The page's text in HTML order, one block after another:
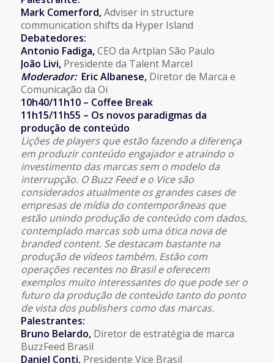
Mark Comerford,Adviser in structure
communication shifts da Hyper Island
Debatedores:
Antonio Fadiga,CEO da Artplan São Paulo
João Livi,Presidente da Talent Marcel
Moderador:Eric Albanese, Diretor de Marca e
Comunicação da Oi
10h40/11h10 – Coffee Break
11h15/11h55 – Os novos paradigmas da
produção de conteúdo
Lições de players que estão fazendo a diferença
em produzir conteúdo engajador e atraindo o
investimento das marcas sem o modelo da
interrupção. O Buzz Feed e o Vice são
considerados atualmente os grandes cases de
empresas de mídia do contemporâneas que
estão unindo produção de conteúdo com dados,
contemplado marcas sob uma ótica nova de
branded content. Se destacam bastante na
produção de vídeos também. Estão com
operações recentes no Brasil e oferecem
exemplos muito interessantes do que pode ser o
futuro da produção de conteúdo tanto do ponto
de vista dos publishers como das marcas.
Palestrantes:
Bruno Belardo, Diretor de estratégia de marca
BuzzFeed Brasil
Daniel Conti, Presidente Vice Brasil